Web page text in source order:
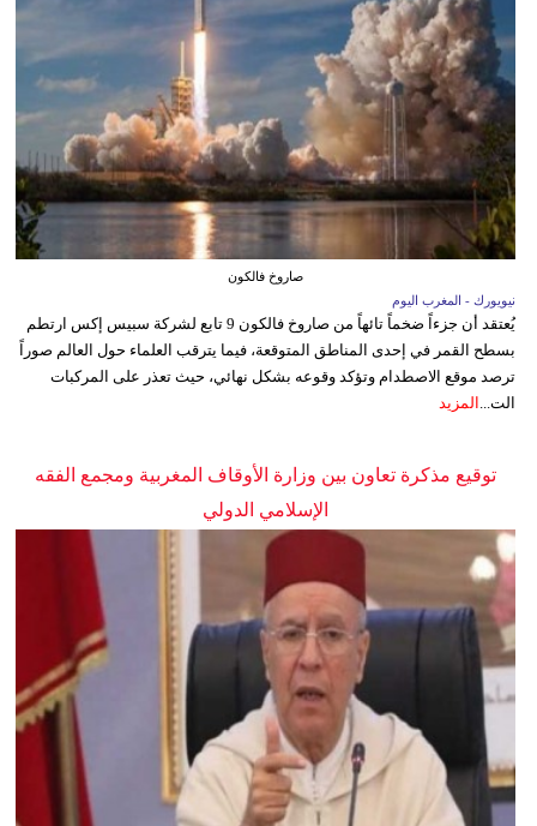
صاروخ فالكون
نيويورك - المغرب اليوم
يُعتقد أن جزءاً ضخماً تائهاً من صاروخ فالكون 9 تابع لشركة سبيس إكس ارتطم
بسطح القمر في إحدى المناطق المتوقعة، فيما يترقب العلماء حول العالم صوراً
ترصد موقع الاصطدام وتؤكد وقوعه بشكل نهائي، حيث تعذر على المركبات
الت...
المزيد
توقيع مذكرة تعاون بين وزارة الأوقاف المغربية ومجمع الفقه
الإسلامي الدولي